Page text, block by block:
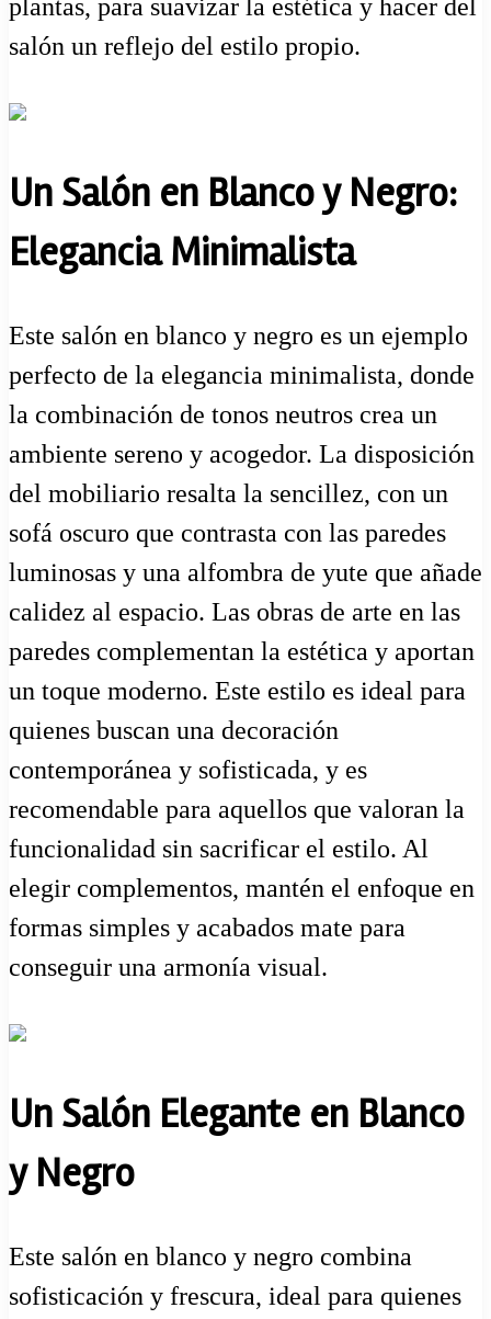
plantas, para suavizar la estética y hacer del
salón un reflejo del estilo propio.
Un Salón en Blanco y Negro:
Elegancia Minimalista
Este salón en blanco y negro es un ejemplo
perfecto de la elegancia minimalista, donde
la combinación de tonos neutros crea un
ambiente sereno y acogedor. La disposición
del mobiliario resalta la sencillez, con un
sofá oscuro que contrasta con las paredes
luminosas y una alfombra de yute que añade
calidez al espacio. Las obras de arte en las
paredes complementan la estética y aportan
un toque moderno. Este estilo es ideal para
quienes buscan una decoración
contemporánea y sofisticada, y es
recomendable para aquellos que valoran la
funcionalidad sin sacrificar el estilo. Al
elegir complementos, mantén el enfoque en
formas simples y acabados mate para
conseguir una armonía visual.
Un Salón Elegante en Blanco
y Negro
Este salón en blanco y negro combina
sofisticación y frescura, ideal para quienes